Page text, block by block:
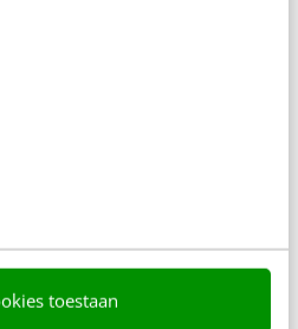
toestaan
trendwatcher bij Sogeti
Nieuwe
het